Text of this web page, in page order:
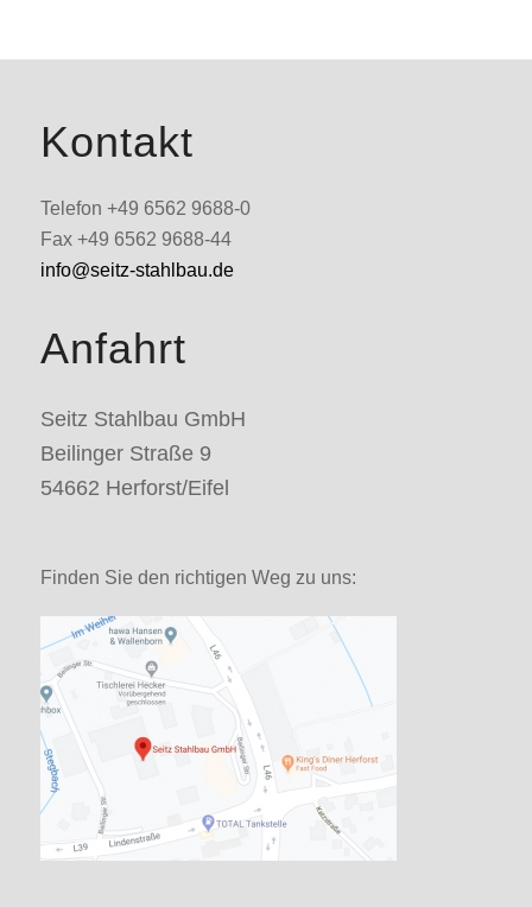
Kontakt
Telefon +49 6562 9688-0
Fax +49 6562 9688-44
info@seitz-stahlbau.de
Anfahrt
Seitz Stahlbau GmbH
Beilinger Straße 9
54662 Herforst/Eifel
Finden Sie den richtigen Weg zu uns: